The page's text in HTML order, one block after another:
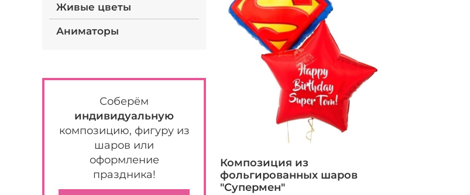
Живые цветы
Аниматоры
Соберём
индивидуальную
композицию, фигуру из
шаров или
оформление
праздника!
Композиция из
фольгированных шаров
"Супермен"